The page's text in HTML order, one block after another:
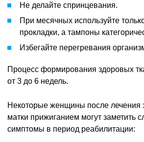
Не делайте спринцевания.
При месячных используйте
прокладки, а тампоны
Избегайте перегревания
Процесс формирования здоровых
от 3 до 6 недель.
Некоторые женщины после лечения
матки прижиганием могут заметить
симптомы в период реабилитации: